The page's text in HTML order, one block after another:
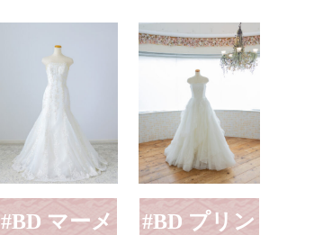
#BD マーメ
#BD プリン